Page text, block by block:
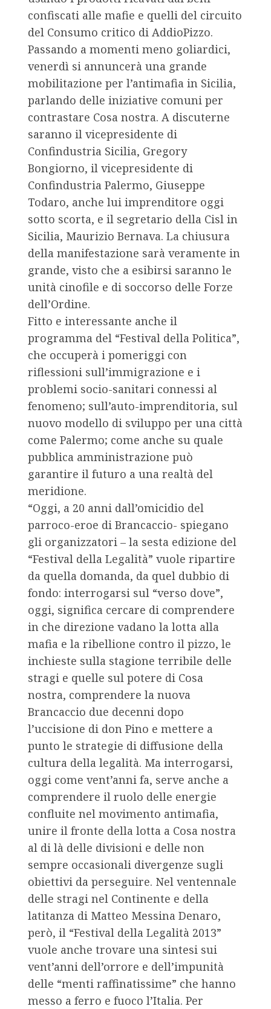
confiscati alle mafie e quelli del circuito
del Consumo critico di AddioPizzo.
Passando a momenti meno goliardici,
venerdì si annuncerà una grande
mobilitazione per l’antimafia in Sicilia,
parlando delle iniziative comuni per
contrastare Cosa nostra. A discuterne
saranno il vicepresidente di
Confindustria Sicilia, Gregory
Bongiorno, il vicepresidente di
Confindustria Palermo, Giuseppe
Todaro, anche lui imprenditore oggi
sotto scorta, e il segretario della Cisl in
Sicilia, Maurizio Bernava. La chiusura
della manifestazione sarà veramente in
grande, visto che a esibirsi saranno le
unità cinofile e di soccorso delle Forze
dell’Ordine.
Fitto e interessante anche il
programma del “Festival della Politica”,
che occuperà i pomeriggi con
riflessioni sull’immigrazione e i
problemi socio-sanitari connessi al
fenomeno; sull’auto-imprenditoria, sul
nuovo modello di sviluppo per una città
come Palermo; come anche su quale
pubblica amministrazione può
garantire il futuro a una realtà del
meridione.
“Oggi, a 20 anni dall’omicidio del
parroco-eroe di Brancaccio- spiegano
gli organizzatori – la sesta edizione del
“Festival della Legalità” vuole ripartire
da quella domanda, da quel dubbio di
fondo: interrogarsi sul “verso dove”,
oggi, significa cercare di comprendere
in che direzione vadano la lotta alla
mafia e la ribellione contro il pizzo, le
inchieste sulla stagione terribile delle
stragi e quelle sul potere di Cosa
nostra, comprendere la nuova
Brancaccio due decenni dopo
l’uccisione di don Pino e mettere a
punto le strategie di diffusione della
cultura della legalità. Ma interrogarsi,
oggi come vent’anni fa, serve anche a
comprendere il ruolo delle energie
confluite nel movimento antimafia,
unire il fronte della lotta a Cosa nostra
al di là delle divisioni e delle non
sempre occasionali divergenze sugli
obiettivi da perseguire. Nel ventennale
delle stragi nel Continente e della
latitanza di Matteo Messina Denaro,
però, il “Festival della Legalità 2013”
vuole anche trovare una sintesi sui
vent’anni dell’orrore e dell’impunità
delle “menti raffinatissime” che hanno
messo a ferro e fuoco l’Italia. Per